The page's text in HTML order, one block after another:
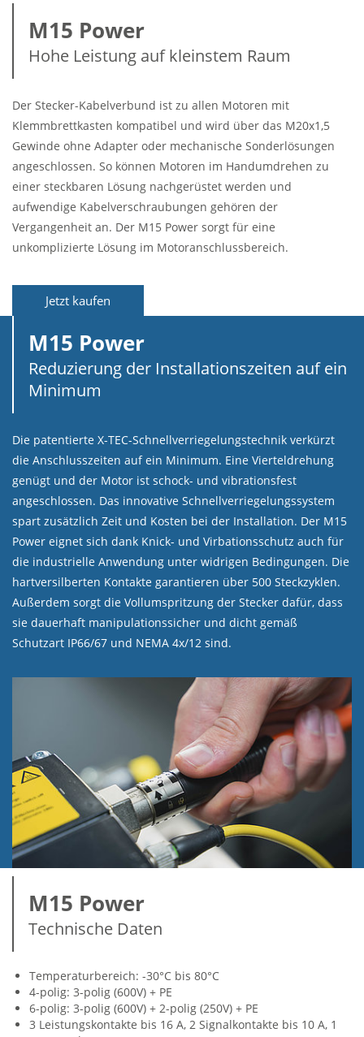
M15 Power
Hohe Leistung auf kleinstem Raum
Der Stecker-Kabelverbund ist zu allen Motoren mit
Klemmbrettkasten kompatibel und wird über das M20x1,5
Gewinde ohne Adapter oder mechanische Sonderlösungen
angeschlossen. So können Motoren im Handumdrehen zu
einer steckbaren Lösung nachgerüstet werden und
aufwendige Kabelverschraubungen gehören der
Vergangenheit an. Der M15 Power sorgt für eine
unkomplizierte Lösung im Motoranschlussbereich.
Jetzt kaufen
M15 Power
Reduzierung der Installationszeiten auf ein
Minimum
Die patentierte X-TEC-Schnellverriegelungstechnik verkürzt
die Anschlusszeiten auf ein Minimum. Eine Vierteldrehung
genügt und der Motor ist schock- und vibrationsfest
angeschlossen. Das innovative Schnellverriegelungssystem
spart zusätzlich Zeit und Kosten bei der Installation. Der M15
Power eignet sich dank Knick- und Virbationsschutz auch für
die industrielle Anwendung unter widrigen Bedingungen. Die
hartversilberten Kontakte garantieren über 500 Steckzyklen.
Außerdem sorgt die Vollumspritzung der Stecker dafür, dass
sie dauerhaft manipulationssicher und dicht gemäß
Schutzart IP66/67 und NEMA 4x/12 sind.
M15 Power
Technische Daten
Temperaturbereich: -30°C bis 80°C
4-polig: 3-polig (600V) + PE
6-polig: 3-polig (600V) + 2-polig (250V) + PE
3 Leistungskontakte bis 16 A, 2 Signalkontakte bis 10 A, 1